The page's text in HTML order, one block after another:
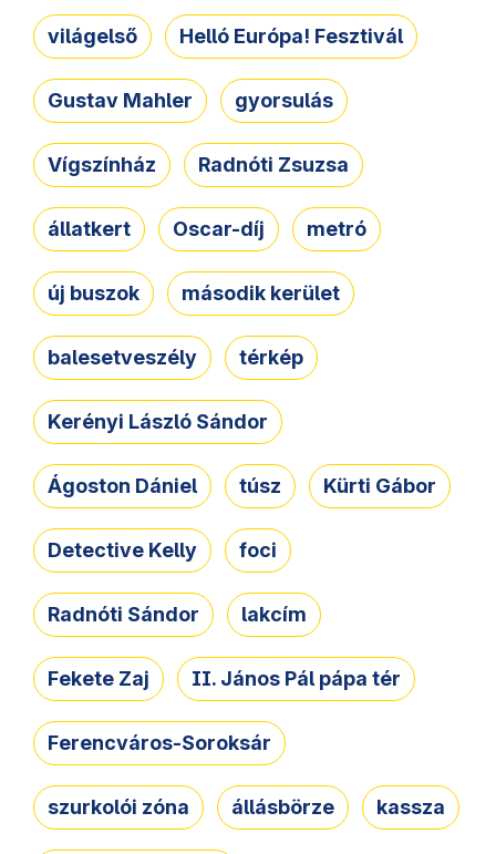
világelső Helló Európa! Fesztivál
Gustav Mahler gyorsulás
Vígszínház Radnóti Zsuzsa
állatkert Oscar-díj metró
új buszok második kerület
balesetveszély térkép
Kerényi László Sándor
Ágoston Dániel túsz Kürti Gábor
Detective Kelly foci
Radnóti Sándor lakcím
Fekete Zaj II. János Pál pápa tér
Ferencváros-Soroksár
szurkolói zóna állásbörze kassza